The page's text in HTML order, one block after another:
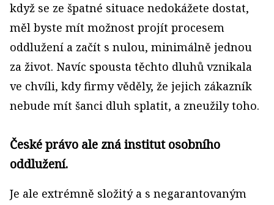
když se ze špatné situace nedokážete dostat,
měl byste mít možnost projít procesem
oddlužení a začít s nulou, minimálně jednou
za život. Navíc spousta těchto dluhů vznikala
ve chvíli, kdy firmy věděly, že jejich zákazník
nebude mít šanci dluh splatit, a zneužily toho.
České právo ale zná institut osobního
oddlužení.
Je ale extrémně složitý a s negarantovaným